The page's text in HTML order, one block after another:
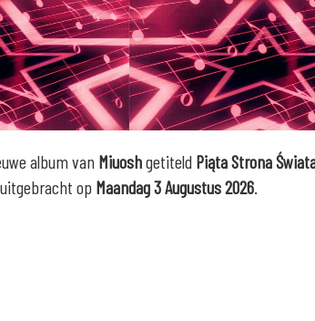
album van Miuoshgetiteld Piąta Strona
uitgebracht op Maandag 3 Augustus 2026.